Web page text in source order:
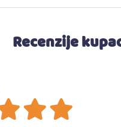
Recenzije